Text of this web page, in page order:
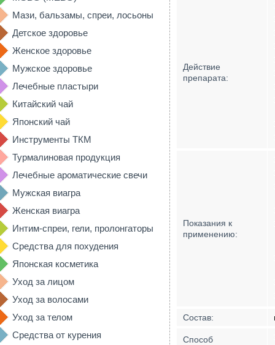
Мази, бальзамы, спреи, лосьоны
Детское здоровье
Женское здоровье
Мужское здоровье
Лечебные пластыри
Китайский чай
Японский чай
Инструменты ТКМ
Турмалиновая продукция
Лечебные ароматические свечи
Мужская виагра
Женская виагра
Интим-спреи, гели, пролонгаторы
Средства для похудения
Японская косметика
Уход за лицом
Уход за волосами
Уход за телом
Средства от курения
Действие
препарата:
Показания к
применению:
Состав:
Способ